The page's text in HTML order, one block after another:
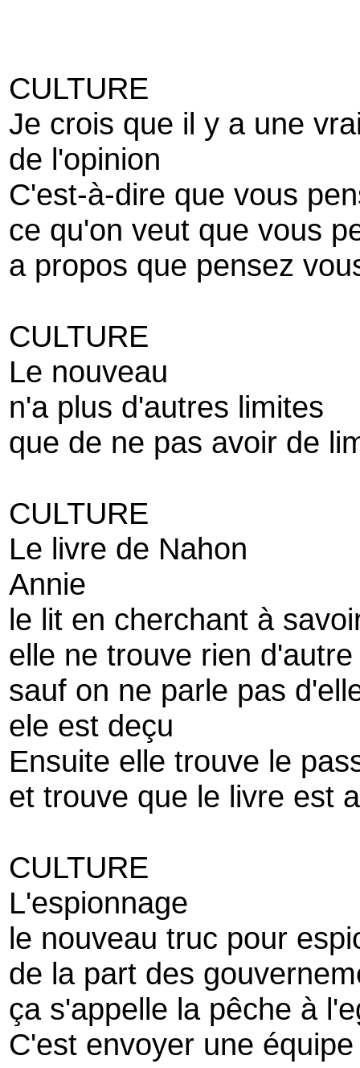
CULTURE
Je crois que il y a une
de l'opinion
C'est-à-dire que vous
ce qu'on veut que vous
a propos que pensez
CULTURE
Le nouveau
n'a plus d'autres limites
que de ne pas avoir de
CULTURE
Le livre de Nahon
Annie
le lit en cherchant à
elle ne trouve rien
sauf on ne parle pas
ele est deçu
Ensuite elle trouve le
et trouve que le livre est
CULTURE
L'espionnage
le nouveau truc pour
de la part des
ça s'appelle la pêche à
C'est envoyer une équipe